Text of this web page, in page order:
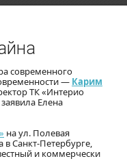
современного
— Карим
ТК «Интерио
Елена
на ул. Полевая
Санкт-Петербурге,
и коммерчески